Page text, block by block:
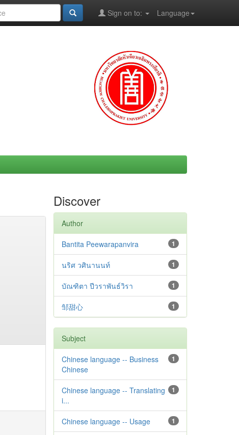
Language
Sign on to:
Discover
Author
1
Bantita Peewarapanvira
1
นริศ วศินานนท์
1
บัณฑิตา ปีวราพันธ์วิรา
1
邹甜心
Subject
1
Chinese language -- Business
Chinese
1
Chinese language -- Translating
i...
1
Chinese language -- Usage